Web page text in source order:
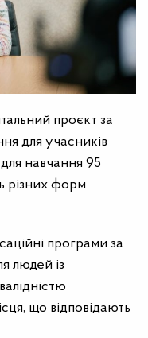
проєкт за
для учасників
навчання 95
різних форм
програми за
людей із
що відповідають